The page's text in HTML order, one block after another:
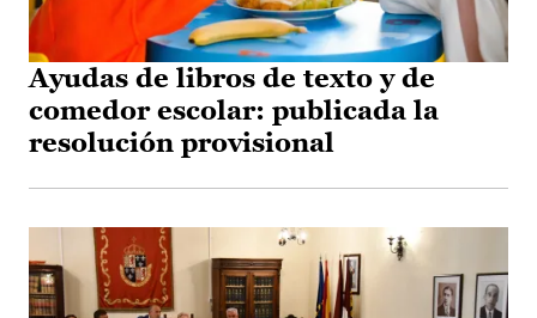
Ayudas de libros de texto y de
comedor escolar: publicada la
resolución provisional